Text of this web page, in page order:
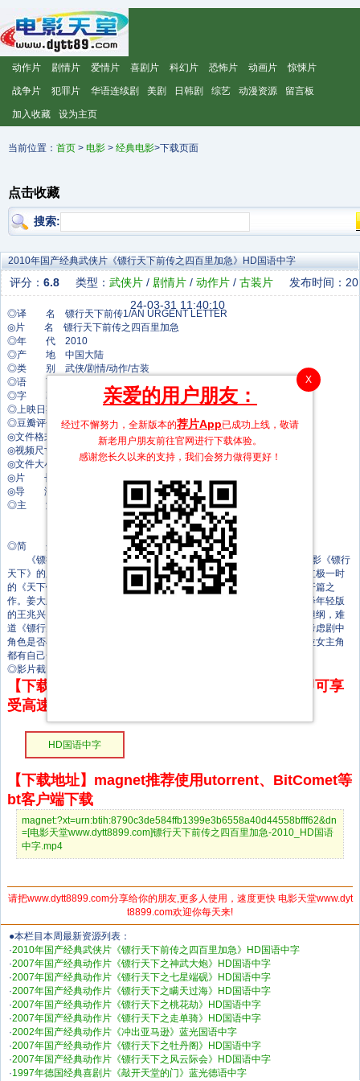
动作片 剧情片 爱情片 喜剧片 科幻片 恐怖片 动画片 惊悚片
战争片 犯罪片 华语连续剧 美剧 日韩剧 综艺 动漫资源 留言板
加入收藏 设为主页
当前位置： 首页 > 电影 > 经典电影>下载页面
点击收藏
搜索:
2010年国产经典武侠片《镖行天下前传之四百里加急》HD国语中字
评分： 6.8 类型： 武侠片 / 剧情片 / 动作片 / 古装片
发布时间：20
24-03-31 11:40:10
◎译 名 镖行天下前传1/AN URGENT LETTER
◎片 名 镖行天下前传之四百里加急
◎年 代 2010
◎产 地 中国大陆
◎类 别 武侠/剧情/动作/古装
◎语 言 汉语普通话
◎字 幕 中文字幕
◎上映日期 2010-05-26(中国大陆)
◎豆瓣评分 6.8/10 from 1116 users
◎文件格式 x264 + ACC
◎视频尺寸 1280 x 720
◎文件大小 1393 MB
◎片 长 88 Mins
◎导 演 邓衍成
◎主 演 吴奇隆
◎简 介
《镖行天下前传》是CCTV-6频道的十部数字电影之一，也是数字电影《镖行
天下》的系列剧集。提到《镖行天下前传》，不得不让人们想起多年前红极一时
的《天下镖局》，它不但是数字电影《镖行天下》系列的第一部，也是开篇之
作。姜大卫扮演的王兆兴形象可谓是深入人心，此次由吴奇隆来重新演绎年轻版
的王兆兴，相信会给大家不同的视觉享受。而此片的女主角也均由新人担纲，难
道《镖行天下前传》也想捧新人？制片方负责人解释，选演员时主要是考虑剧中
角色是否与演员本人形象符合，而不会考虑其他无谓的因素，再加上两位女主角
都有自己一定的影视剧作，并不能算新人。
◎影片截图
【下载地址】本站专属下载器：点击下方链接 即可享
受高速下载和在线播放 专治迅雷无法下载
HD国语中字
【下载地址】magnet推荐使用utorrent、BitComet等
bt客户端下载
magnet:?xt=urn:btih:8790c3de584ffb1399e3b6558a40d44558bfff62&dn
=[电影天堂www.dytt8899.com]镖行天下前传之四百里加急-2010_HD国语
中字.mp4
请把www.dytt8899.com分享给你的朋友,更多人使用，速度更快 电影天堂www.dyt
t8899.com欢迎你每天来!
●本栏目本周最新资源列表：
·2010年国产经典武侠片《镖行天下前传之四百里加急》HD国语中字
·2007年国产经典动作片《镖行天下之神武大炮》HD国语中字
·2007年国产经典动作片《镖行天下之七星端砚》HD国语中字
·2007年国产经典动作片《镖行天下之瞒天过海》HD国语中字
·2007年国产经典动作片《镖行天下之桃花劫》HD国语中字
·2007年国产经典动作片《镖行天下之走单骑》HD国语中字
·2002年国产经典动作片《冲出亚马逊》蓝光国语中字
·2007年国产经典动作片《镖行天下之牡丹阁》HD国语中字
·2007年国产经典动作片《镖行天下之风云际会》HD国语中字
·1997年德国经典喜剧片《敲开天堂的门》蓝光德语中字
X
亲爱的用户朋友：
经过不懈努力，全新版本的荐片App已成功上线，敬请
新老用户朋友前往官网进行下载体验。
感谢您长久以来的支持，我们会努力做得更好！